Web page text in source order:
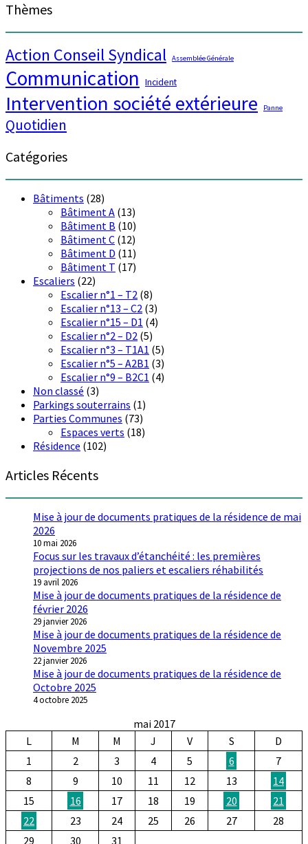
Thèmes
Action Conseil Syndical Assemblée Générale
Communication Incident
Intervention société extérieure Panne
Quotidien
Catégories
Bâtiments (28)
Bâtiment A (13)
Bâtiment B (10)
Bâtiment C (12)
Bâtiment D (11)
Bâtiment T (17)
Escaliers (22)
Escalier n°1 – T2 (8)
Escalier n°13 – C2 (3)
Escalier n°15 – D1 (4)
Escalier n°2 – D2 (5)
Escalier n°3 – T1A1 (5)
Escalier n°5 – A2B1 (3)
Escalier n°9 – B2C1 (4)
Non classé (3)
Parkings souterrains (1)
Parties Communes (73)
Espaces verts (18)
Résidence (102)
Articles Récents
Mise à jour de documents pratiques de la résidence de mai
2026
10 mai 2026
Focus sur les travaux d’étanchéité : les premières
projections de nos paliers et escaliers réhabilités
19 avril 2026
Mise à jour de documents pratiques de la résidence de
février 2026
29 janvier 2026
Mise à jour de documents pratiques de la résidence de
Novembre 2025
22 janvier 2026
Mise à jour de documents pratiques de la résidence de
Octobre 2025
4 octobre 2025
mai 2017
L
M M J V S
D
1
2 3 4 5 6
7
8
9 10 11 12 13
14
15
16 17 18 19 20
21
22
23 24 25 26 27
28
29
30 31